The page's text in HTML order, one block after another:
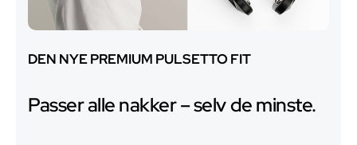
DEN NYE PREMIUM PULSETTO FIT
Passer alle nakker – selv de minste.